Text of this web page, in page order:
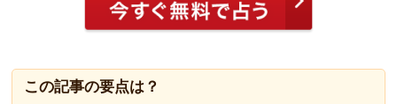
この記事の要点は？